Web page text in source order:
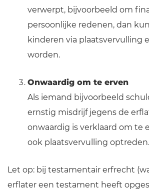
verwerpt, bijvoorbeeld om
persoonlijke redenen, dan
kinderen via plaatsvervulling
worden.
Onwaardig om te erven
Als iemand bijvoorbeeld
ernstig misdrijf jegens de
onwaardig is verklaard om te
ook plaatsvervulling optreden.
Let op: bij testamentair erfrecht
erflater een testament heeft